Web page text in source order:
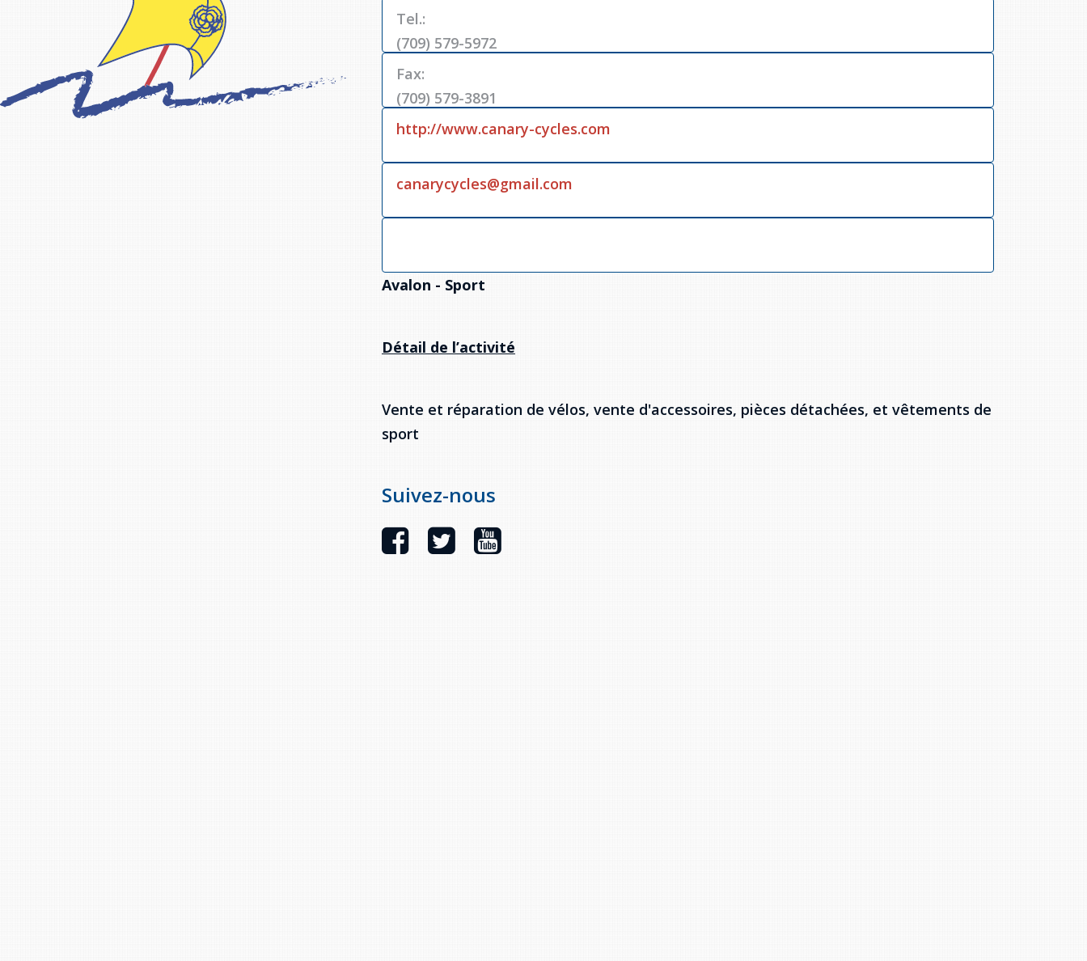
Tel.:
(709) 579-5972
Fax:
(709) 579-3891
http://www.canary-cycles.com
canarycycles@gmail.com
Avalon - Sport
Détail de l’activité
Vente et réparation de vélos, vente d'accessoires, pièces détachées, et vêtements de
sport
Suivez-nous